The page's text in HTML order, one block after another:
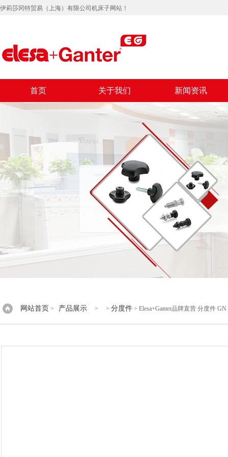
伊莉莎冈特贸易（上海）有限公司机床子网站！
首页 关于我们 新闻资讯
网站首页 > 产品展示 > > 分度件 > Elesa+Ganter品牌直营 分度件